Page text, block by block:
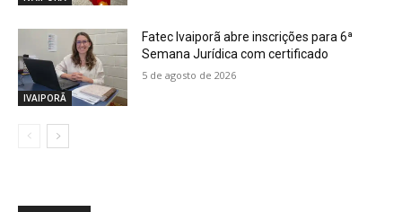
IVAIPORÃ
Fatec Ivaiporã abre inscrições para 6ª
Semana Jurídica com certificado
5 de agosto de 2026